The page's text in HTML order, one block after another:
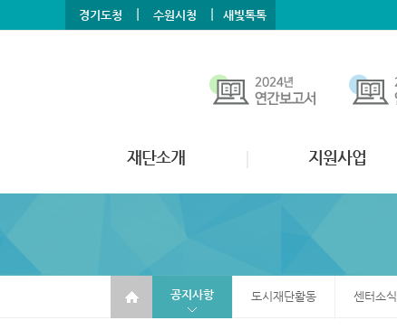
메뉴바로가기
본문바로가기경기도청 | 수원시청 | 새빛톡톡
재단소개 지원사업
공지사항 도시재단활동 센터소식